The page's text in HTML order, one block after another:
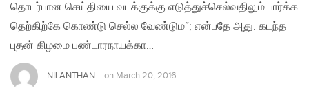
தொடர்பான செய்தியை வடக்குக்கு எடுத்துச்செல்வதிலும் பார்க்க
தெற்கிற்கே கொண்டு செல்ல வேண்டும”; என்பதே அது. கடந்த
புதன் கிழமை பண்டாரநாயக்கா…
NILANTHAN on March 20, 2016